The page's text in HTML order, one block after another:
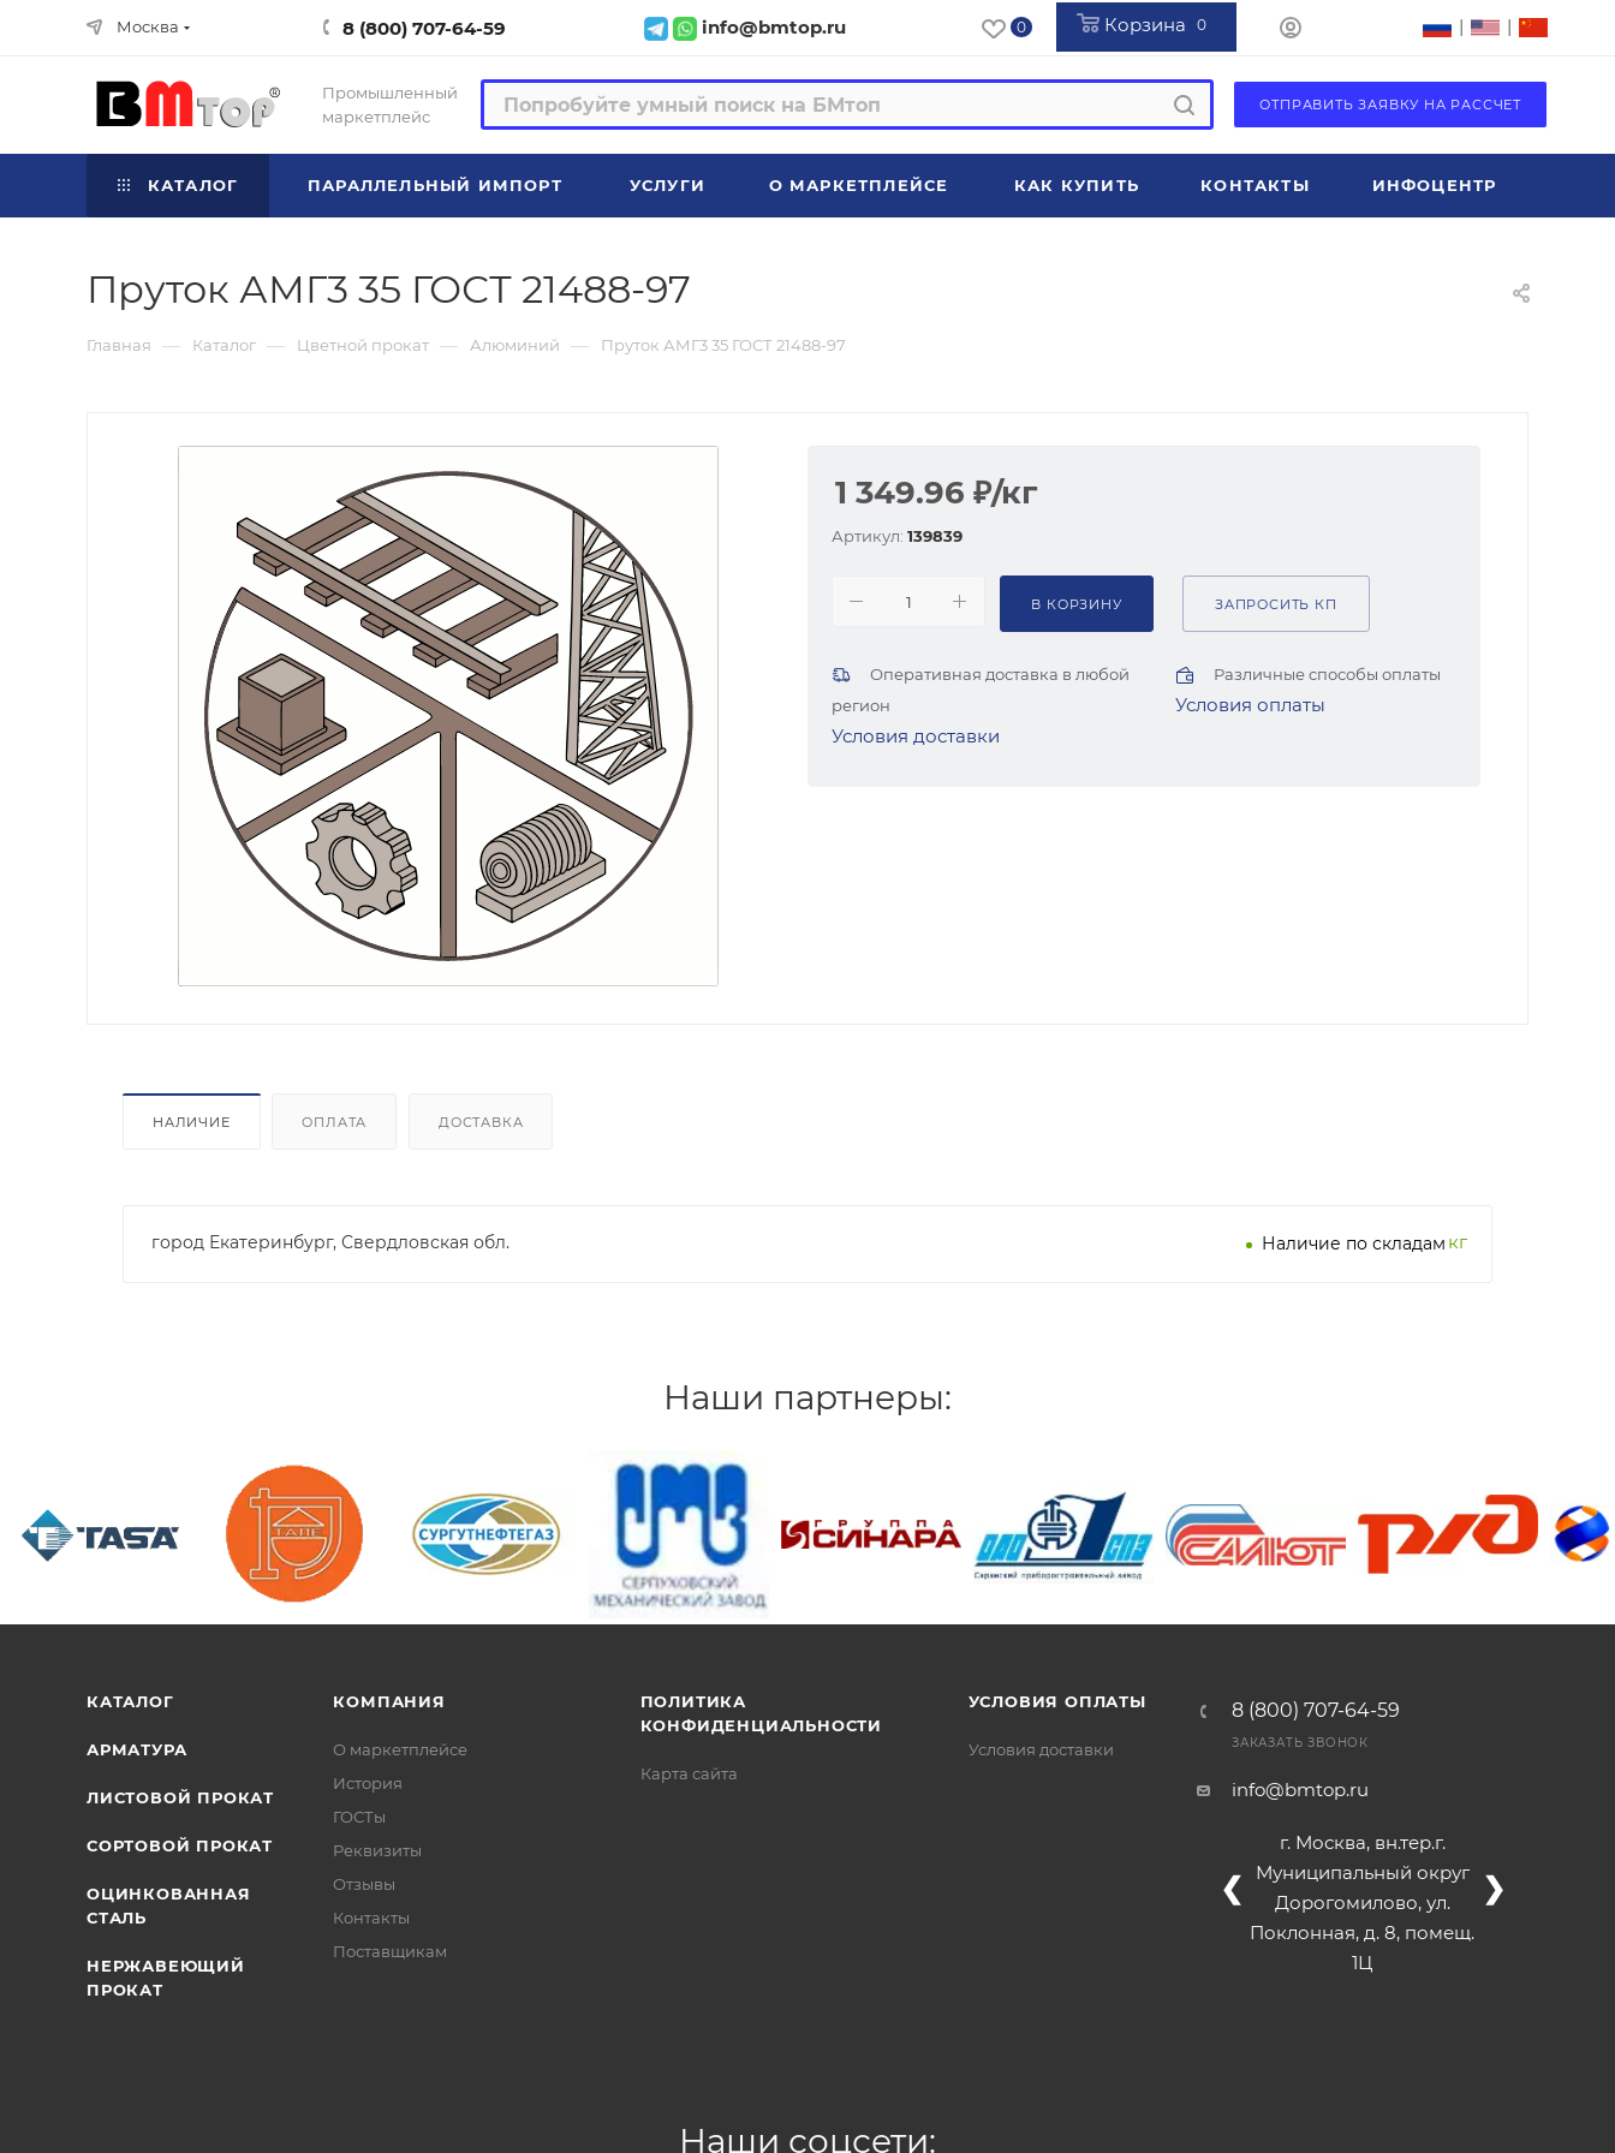
Москва 8 (800) 707-64-59 info@bmtop.ru 0 Корзина 0 | |
Промышленный
маркетплейс
ОТПРАВИТЬ ЗАЯВКУ НА РАССЧЕТ
КАТАЛОГ ПАРАЛЛЕЛЬНЫЙ ИМПОРТ УСЛУГИ О МАРКЕТПЛЕЙСЕ КАК КУПИТЬ КОНТАКТЫ ИНФОЦЕНТР
Пруток АМГ3 35 ГОСТ 21488-97
Главная — Каталог — Цветной прокат — Алюминий — Пруток АМГ3 35 ГОСТ 21488-97
1 349.96 ₽/кг
Артикул: 139839
В КОРЗИНУ ЗАПРОСИТЬ КП
Оперативная доставка в любой
регион
Условия доставки
Различные способы оплаты
Условия оплаты
НАЛИЧИЕ ОПЛАТА ДОСТАВКА
город Екатеринбург, Свердловская обл. Наличие по складам кг
Наши партнеры:
КАТАЛОГ
АРМАТУРА
ЛИСТОВОЙ ПРОКАТ
СОРТОВОЙ ПРОКАТ
ОЦИНКОВАННАЯ
СТАЛЬ
НЕРЖАВЕЮЩИЙ
ПРОКАТ
КОМПАНИЯ
О маркетплейсе
История
ГОСТы
Реквизиты
Отзывы
Контакты
Поставщикам
ПОЛИТИКА
КОНФИДЕНЦИАЛЬНОСТИ
Карта сайта
УСЛОВИЯ ОПЛАТЫ
Условия доставки
8 (800) 707-64-59
ЗАКАЗАТЬ ЗВОНОК
info@bmtop.ru
г. Москва, вн.тер.г.
Муниципальный округ
Дорогомилово, ул.
Поклонная, д. 8, помещ.
1Ц
❮ ❯
Наши соцсети: